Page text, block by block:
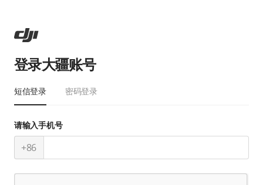
登录大疆账号
短信登录 密码登录
请输入手机号
+86